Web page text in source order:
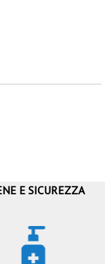
E SICUREZZA